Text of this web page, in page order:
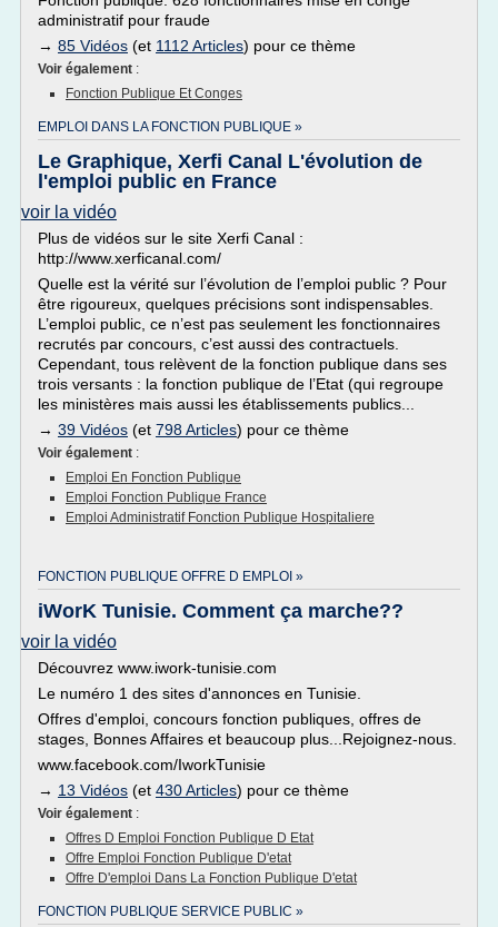
administratif pour fraude
→ 85 Vidéos (et 1112 Articles) pour ce thème
Voir également :
Fonction Publique Et Conges
EMPLOI DANS LA FONCTION PUBLIQUE »
Le Graphique, Xerfi Canal L'évolution de
l'emploi public en France
voir la vidéo
Plus de vidéos sur le site Xerfi Canal :
http://www.xerficanal.com/
Quelle est la vérité sur l’évolution de l’emploi public ? Pour
être rigoureux, quelques précisions sont indispensables.
L’emploi public, ce n’est pas seulement les fonctionnaires
recrutés par concours, c’est aussi des contractuels.
Cependant, tous relèvent de la fonction publique dans ses
trois versants : la fonction publique de l’Etat (qui regroupe
les ministères mais aussi les établissements publics...
→ 39 Vidéos (et 798 Articles) pour ce thème
Voir également :
Emploi En Fonction Publique
Emploi Fonction Publique France
Emploi Administratif Fonction Publique Hospitaliere
FONCTION PUBLIQUE OFFRE D EMPLOI »
iWorK Tunisie. Comment ça marche??
voir la vidéo
Découvrez www.iwork-tunisie.com
Le numéro 1 des sites d'annonces en Tunisie.
Offres d'emploi, concours fonction publiques, offres de
stages, Bonnes Affaires et beaucoup plus...Rejoignez-nous.
www.facebook.com/IworkTunisie
→ 13 Vidéos (et 430 Articles) pour ce thème
Voir également :
Offres D Emploi Fonction Publique D Etat
Offre Emploi Fonction Publique D'etat
Offre D'emploi Dans La Fonction Publique D'etat
FONCTION PUBLIQUE SERVICE PUBLIC »